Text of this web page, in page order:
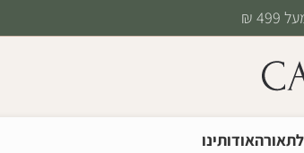
₪
תאורהאודותינו